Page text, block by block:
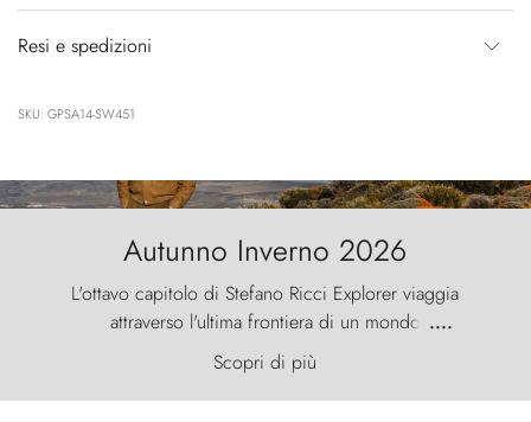
Resi e spedizioni
SKU: GPSA14-SW451
Autunno Inverno 2026
L'ottavo capitolo di Stefano Ricci Explorer viaggia
attraverso l'ultima frontiera di un mondo
primordiale, dove il vento scolpisce la natura con
furia ancestrale e le Torres del Paine sfidano il
cielo come sentinelle di pietra.
....
Scopri di più